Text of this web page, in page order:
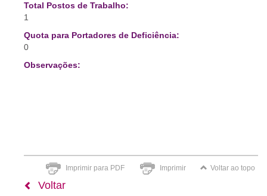
Total Postos de Trabalho:
1
Quota para Portadores de Deficiência:
0
Observações:
Imprimir para PDF Imprimir Voltar ao topo
Voltar